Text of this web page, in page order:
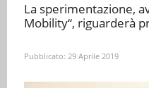
La sperimentazione,
Mobility“, riguarderà
Pubblicato: 29 Aprile 2019